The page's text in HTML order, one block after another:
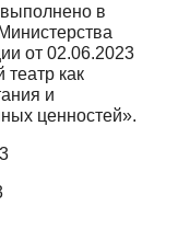
в
от 02.06.2023
как
и
ценностей».